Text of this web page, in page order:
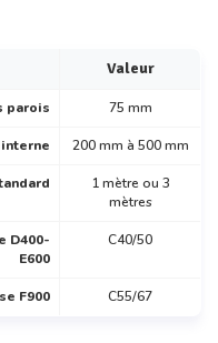
Valeur
parois 75 mm
200 mm à 500 mm
1 mètre ou 3
mètres
D400-
E600
C40/50
F900 C55/67